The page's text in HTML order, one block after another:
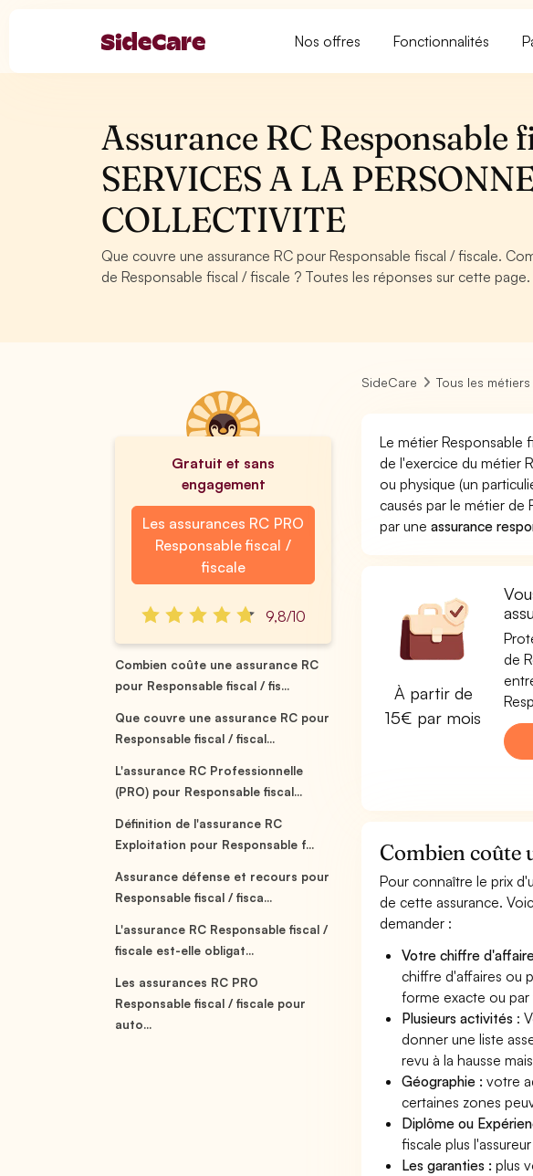
Nos offres Fonctionnalités
Assurance RC Responsable
SERVICES A LA
COLLECTIVITE
Que couvre une assurance RC pour Responsable fiscal / fiscale.
de Responsable fiscal / fiscale ? Toutes les réponses sur cette page.
Gratuit et sans
engagement
Les assurances RC PRO
Responsable fiscal /
fiscale
9,8/10
Combien coûte une assurance RC
pour Responsable fiscal / fis...
Que couvre une assurance RC pour
Responsable fiscal / fiscal...
L'assurance RC Professionnelle
(PRO) pour Responsable fiscal...
Définition de l'assurance RC
Exploitation pour Responsable f...
Assurance défense et recours pour
Responsable fiscal / fisca...
L'assurance RC Responsable fiscal /
fiscale est-elle obligat...
Les assurances RC PRO
Responsable fiscal / fiscale pour
auto...
SideCare Tous les métiers
Le métier Responsable
de l'exercice du métier
ou physique (un
causés par le métier
par uneassurance
À partir de
15€ par mois
de
Combien coûte
Pour connaître le prix
de cette assurance.
demander :
Votre chiffre
chiffre d'affaires ou
forme exacte ou
Plusieurs activités :
donner une liste
revu à la hausse
Géographie :votre
certaines zones
Diplôme ou
fiscale plus
Les garanties :plus